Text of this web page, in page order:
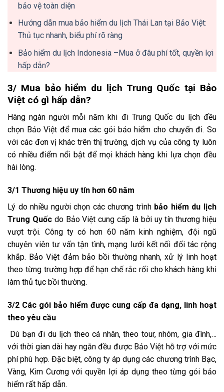
bảo vệ toàn diện
Hướng dẫn mua bảo hiểm du lịch Thái Lan tại Bảo Việt:
Thủ tục nhanh, biểu phí rõ ràng
Bảo hiểm du lịch Indonesia –Mua ở đâu phí tốt, quyền lợi
hấp dẫn?
3/ Mua bảo hiểm du lịch Trung Quốc tại Bảo
Việt có gì hấp dẫn?
Hàng ngàn người mỗi năm khi đi Trung Quốc du lịch đều
chọn Bảo Việt để mua các gói bảo hiểm cho chuyến đi. So
với các đơn vị khác trên thị trường, dịch vụ của công ty luôn
có nhiều điểm nổi bật để mọi khách hàng khi lựa chọn đều
hài lòng.
3/1 Thương hiệu uy tín hơn 60 năm
Lý do nhiều người chọn các chương trình bảo hiểm du lịch
Trung Quốcdo Bảo Việt cung cấp là bởi uy tín thương hiệu
vượt trội. Công ty có hơn 60 năm kinh nghiệm, đội ngũ
chuyên viên tư vấn tận tình, mạng lưới kết nối đối tác rộng
khắp. Bảo Việt đảm bảo bồi thường nhanh, xử lý linh hoạt
theo từng trường hợp để hạn chế rắc rối cho khách hàng khi
làm thủ tục bồi thường.
3/2 Các gói bảo hiểm được cung cấp đa dạng, linh hoạt
theo yêu cầu
Dù bạn đi du lịch theo cá nhân, theo tour, nhóm, gia đình,…
với thời gian dài hay ngắn đều được Bảo Việt hỗ trợ với mức
phí phù hợp. Đặc biệt, công ty áp dụng các chương trình Bạc,
Vàng, Kim Cương với quyền lợi áp dụng theo từng gói bảo
hiểm rất hấp dẫn.